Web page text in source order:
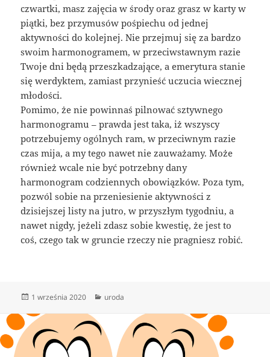
czwartki, masz zajęcia w środy oraz grasz w karty w
piątki, bez przymusów pośpiechu od jednej
aktywności do kolejnej. Nie przejmuj się za bardzo
swoim harmonogramem, w przeciwstawnym razie
Twoje dni będą przeszkadzające, a emerytura stanie
się werdyktem, zamiast przynieść uczucia wiecznej
młodości.
Pomimo, że nie powinnaś pilnować sztywnego
harmonogramu – prawda jest taka, iż wszyscy
potrzebujemy ogólnych ram, w przeciwnym razie
czas mija, a my tego nawet nie zauważamy. Może
również wcale nie być potrzebny dany
harmonogram codziennych obowiązków. Poza tym,
pozwól sobie na przeniesienie aktywności z
dzisiejszej listy na jutro, w przyszłym tygodniu, a
nawet nigdy, jeżeli zdasz sobie kwestię, że jest to
coś, czego tak w gruncie rzeczy nie pragniesz robić.
Data
1 września 2020 Kategorie
uroda